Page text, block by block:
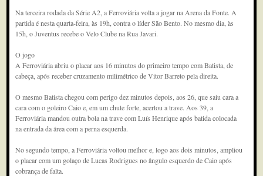
Na terceira rodada da Série A2, a Ferroviária volta a jogar na Arena da Fonte. A
partida é nesta quarta-feira, às 19h, contra o líder São Bento. No mesmo dia, às
15h, o Juventus recebe o Velo Clube na Rua Javari.
O jogo
A Ferroviária abriu o placar aos 16 minutos do primeiro tempo com Batista, de
cabeça, após receber cruzamento milimétrico de Vitor Barreto pela direita.
O mesmo Batista chegou com perigo dez minutos depois, aos 26, que saiu cara a
cara com o goleiro Caio e, em um chute forte, acertou a trave. Aos 39, a
Ferroviária mandou outra bola na trave com Luís Henrique após batida colocada
na entrada da área com a perna esquerda.
No segundo tempo, a Ferroviária voltou melhor e, logo aos dois minutos, ampliou
o placar com um golaço de Lucas Rodrigues no ângulo esquerdo de Caio após
cobrança de falta.